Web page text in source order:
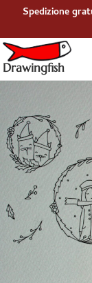
Spedizione
Drawingfish